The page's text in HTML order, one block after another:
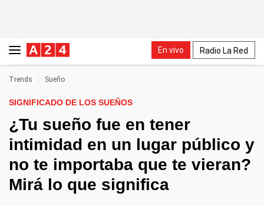
En vivo Radio La Red
Trends Sueño
SIGNIFICADO DE LOS SUEÑOS
¿Tu sueño fue en tener
intimidad en un lugar público y
no te importaba que te vieran?
Mirá lo que significa